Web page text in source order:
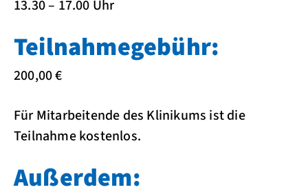
13.30 – 17.00 Uhr
Teilnahmegebühr:
200,00 €
Für Mitarbeitende des Klinikums ist die
Teilnahme kostenlos.
Außerdem: